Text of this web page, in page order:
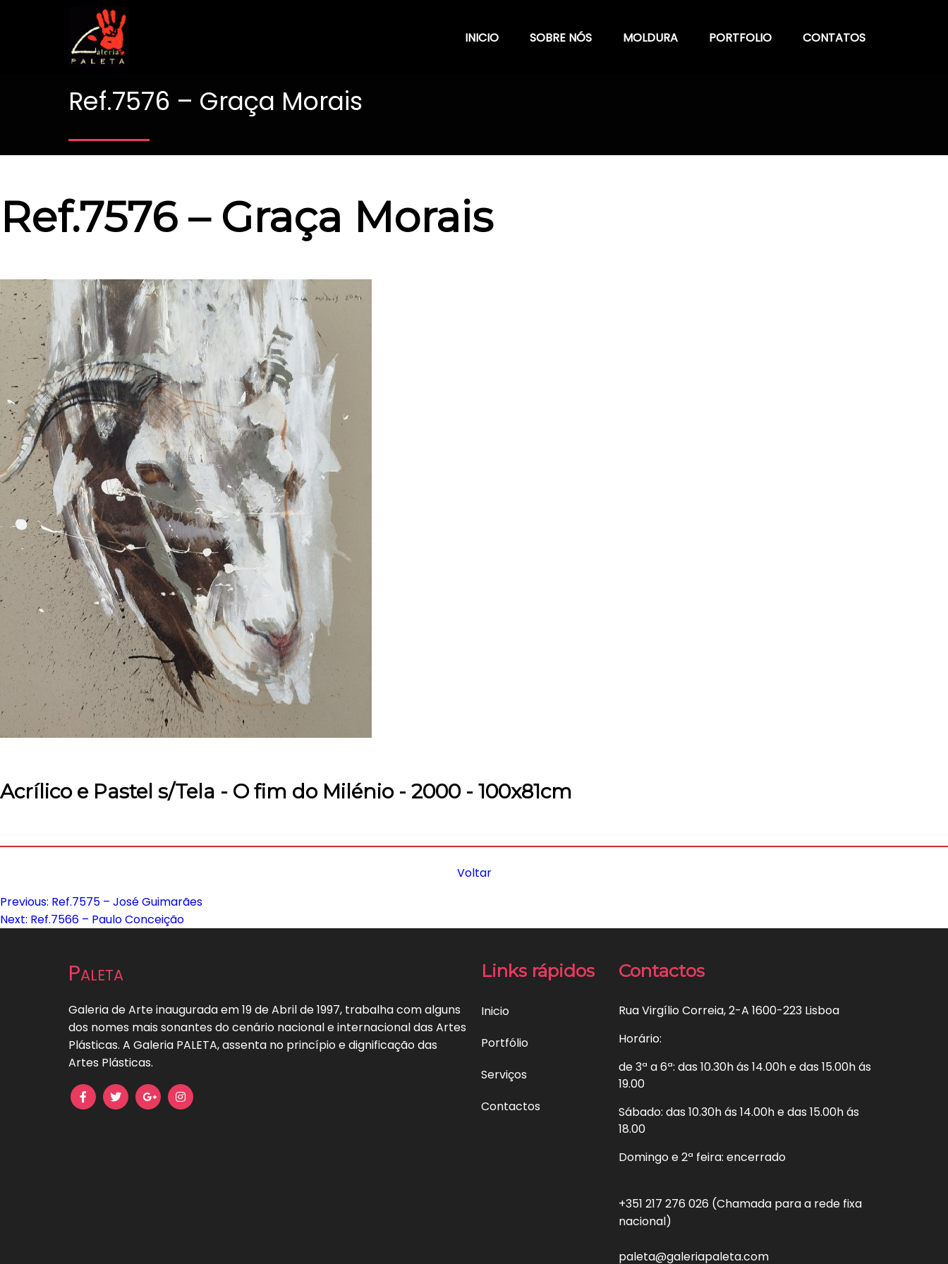
INICIO SOBRE NÓS MOLDURA PORTFOLIO CONTATOS
Ref.7576 – Graça Morais
Ref.7576 – Graça Morais
Acrílico e Pastel s/Tela - O fim do Milénio - 2000 - 100x81cm
Voltar
Navegação
artigos
Previous: Ref.7575 – José Guimarães
Next: Ref.7566 – Paulo Conceição
Paleta
Galeria de Arte inaugurada em 19 de Abril de 1997, trabalha com alguns
dos nomes mais sonantes do cenário nacional e internacional das Artes
Plásticas. A Galeria PALETA, assenta no princípio e dignificação das
Artes Plásticas.
Links rápidos
Inicio
Portfólio
Serviços
Contactos
Contactos
Rua Virgílio Correia, 2-A 1600-223 Lisboa
Horário:
de 3ª a 6ª: das 10.30h ás 14.00h e das 15.00h ás
19.00
Sábado: das 10.30h ás 14.00h e das 15.00h ás
18.00
Domingo e 2ª feira: encerrado
+351 217 276 026 (Chamada para a rede fixa
nacional)
paleta@galeriapaleta.com